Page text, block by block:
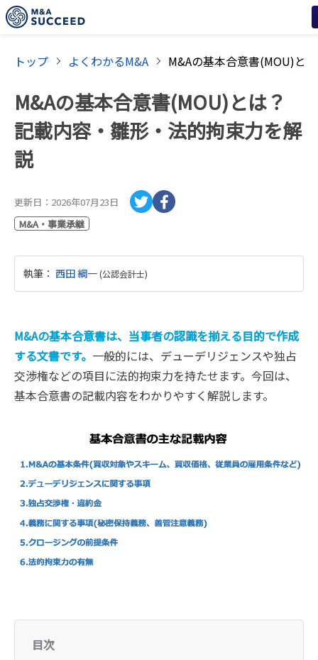
トップ よくわかるM&A
M&Aの基本合意書(MOU)とは？
記載内容・雛形・法的拘束力を解
説
更新日： 2026年07月23日
M&A・事業承継
執筆 ： 西田 綱一(公認会計士)
M&Aの基本合意書は、当事者の認識を揃える目的で作成
する文書です。 一般的には、デューデリジェンスや独占
交渉権などの項目に法的拘束力を持たせます。今回は、
基本合意書の記載内容をわかりやすく解説します。
目次